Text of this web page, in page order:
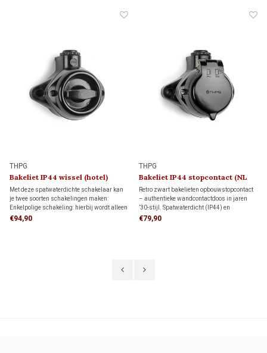
THPG
Bakeliet IP44 wissel (hotel)
schakelaar 1940
Met deze spatwaterdichte schakelaar kan
je twee soorten schakelingen maken:
Enkelpolige schakeling: hierbij wordt alleen
de stroomvoerende draad onderbroken.
€94,90
THPG
Bakeliet IP44 stopcontact (NL
kindveilig) 1930
Retro zwart bakelieten opbouwstopcontact
– authentieke wandcontactdoos in jaren
’30-stijl. Spatwaterdicht (IP44) en
uitgevoerd met boveninvoer. Het onderblok
€79,90